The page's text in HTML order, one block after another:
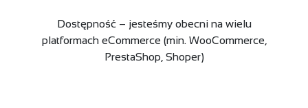
Dostępność – jesteśmy obecni na wielu
platformach eCommerce (min. WooCommerce,
PrestaShop, Shoper)​